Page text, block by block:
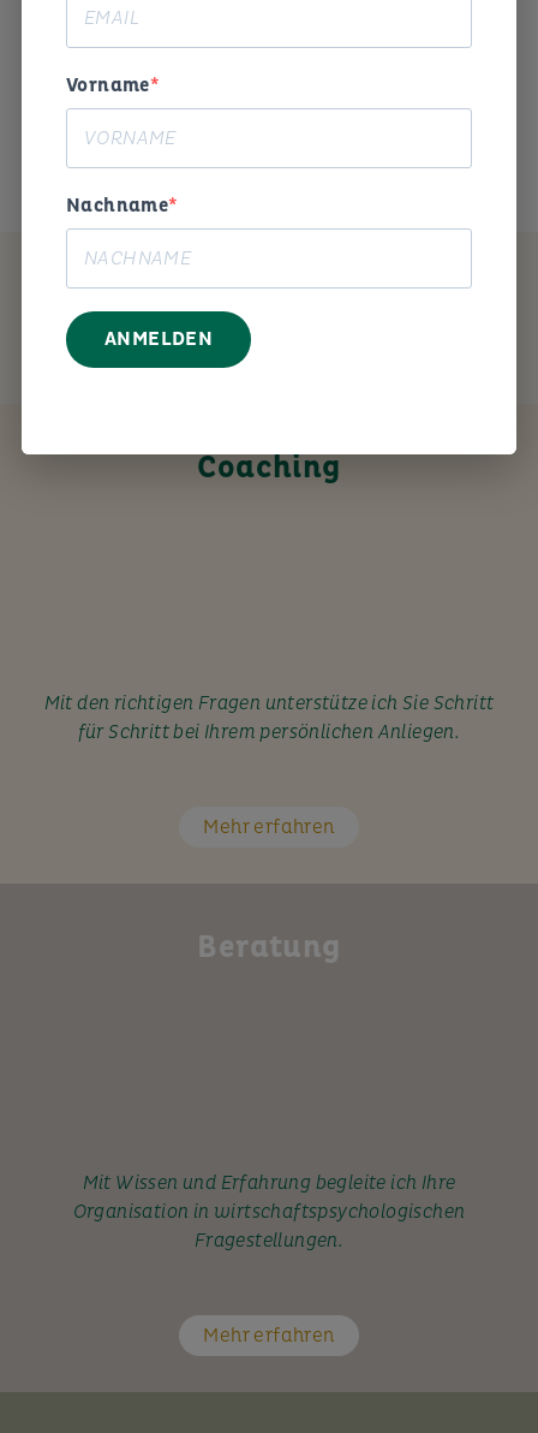
Begeisterung und Humor die
Das ist mein Anliegen.
MEIN ANGEBOT
Coaching
Mit den richtigen Fragen unterstütze ich Sie Schritt
für Schritt bei Ihrem persönlichen Anliegen.
Mehr erfahren
Beratung
Mit Wissen und Erfahrung begleite ich Ihre
Organisation in wirtschaftspsychologischen
Fragestellungen.
Mehr erfahren
Vorname
Nachname
ANMELDEN